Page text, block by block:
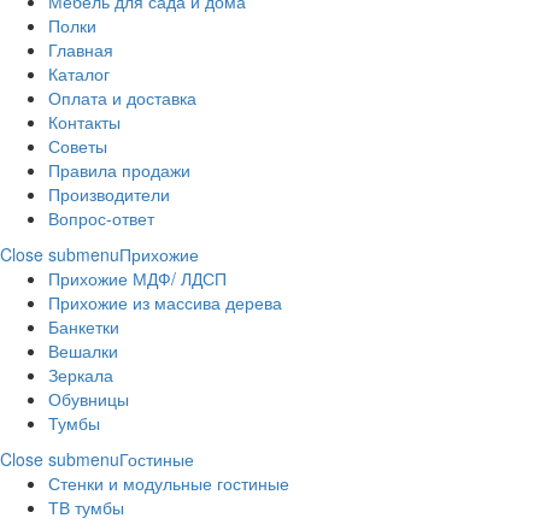
Полки
Главная
Каталог
Оплата и доставка
Контакты
Советы
Правила продажи
Производители
Вопрос-ответ
Close submenuПрихожие
Прихожие МДФ/ ЛДСП
Прихожие из массива дерева
Банкетки
Вешалки
Зеркала
Обувницы
Тумбы
Close submenuГостиные
Стенки и модульные гостиные
ТВ тумбы